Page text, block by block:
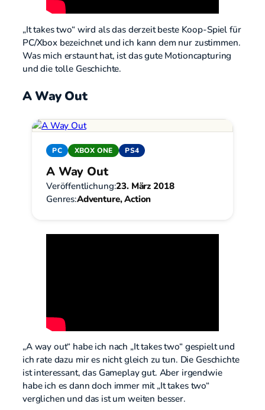
„It takes two“ wird als das derzeit beste Koop-Spiel für
PC/Xbox bezeichnet und ich kann dem nur zustimmen.
Was mich erstaunt hat, ist das gute Motioncapturing
und die tolle Geschichte.
A Way Out
PC XBOX ONE PS4
A Way Out
Veröffentlichung:23. März 2018
Genres:Adventure, Action
„A way out“ habe ich nach „It takes two“ gespielt und
ich rate dazu mir es nicht gleich zu tun. Die Geschichte
ist interessant, das Gameplay gut. Aber irgendwie
habe ich es dann doch immer mit „It takes two“
verglichen und das ist um weiten besser.